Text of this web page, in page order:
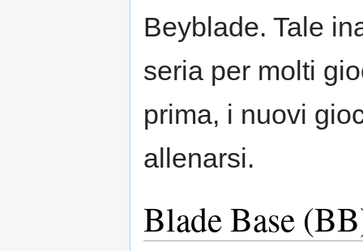
Beyblade. Tale
seria per molti
prima, i nuovi
allenarsi.
Blade Base